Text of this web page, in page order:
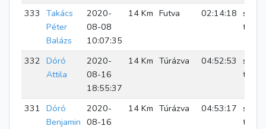
333 Takács
Péter
Balázs
2020-
08-08
10:07:35
14 Km Futva 02:14:18
332 Dóró
Attila
2020-
08-16
18:55:37
14 Km Túrázva 04:52:53
331 Dóró
Benjamin
2020-
08-16
14 Km Túrázva 04:53:17